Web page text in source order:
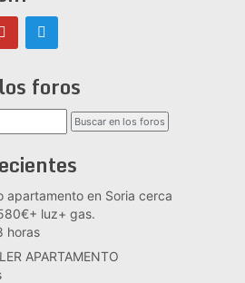
foros
apartamento en Soria cerca
luz+ gas.
horas
APARTAMENTO